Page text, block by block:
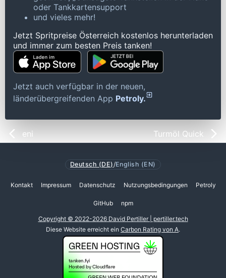
oder Tankkartensupport
und vieles mehr!
Jetzt Spritpreise Österreich kostenlos herunterladen
und immer zum besten Preis tanken!
Jetzt auch verfügbar in der neuen,
länderübergreifenden App Petroly.
eni Turmöl Quick
Deutsch (DE)/English (EN)
Kontakt Impressum Datenschutz Nutzungsbedingungen Petroly
GitHub npm
Copyright © 2022-2026 David Pertiller | pertiller.tech
Diese Website erreicht ein Carbon Rating von A.